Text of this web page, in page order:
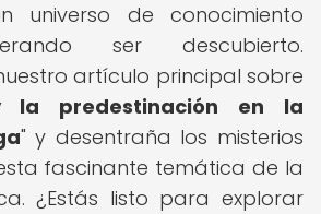
universo de conocimiento
ser descubierto.
artículo principal sobre
la predestinación en la
" y desentraña los misterios
fascinante temática de la
¿Estás listo para explorar